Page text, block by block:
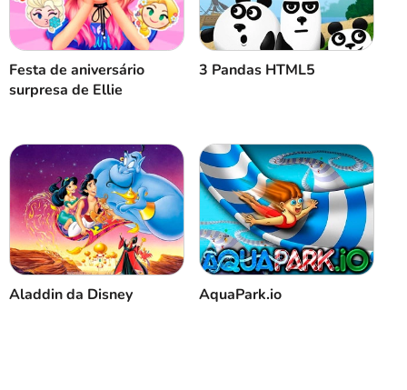
Cancelar Comentário
Festa de aniversário
surpresa de Ellie
3 Pandas HTML5
Aladdin da Disney AquaPark.io